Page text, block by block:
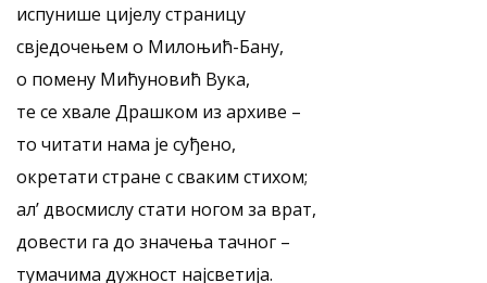
испунише цијелу страницу
свједочењем о Милоњић-Бану,
о помену Мићуновић Вука,
те се хвале Драшком из архиве –
то читати нама је суђено,
окретати стране с сваким стихом;
ал’ двосмислу стати ногом за врат,
довести га до значења тачног –
тумачима дужност најсветија.